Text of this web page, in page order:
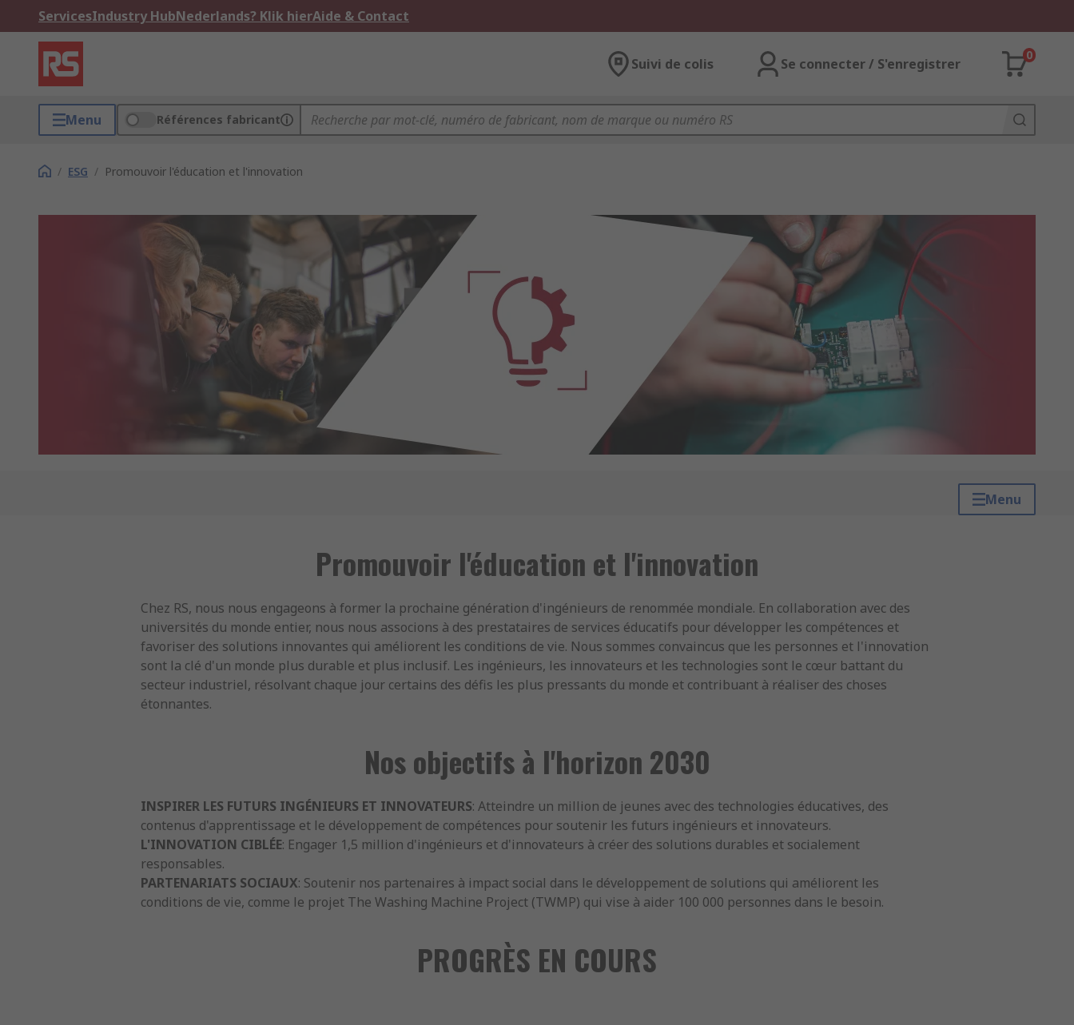
ServicesIndustry HubNederlands? Klik hierAide & Contact
Suivi de colis Se connecter / S'enregistrer
0
Menu Références fabricant
/ ESG / Promouvoir l'éducation et l'innovation
Menu
Promouvoir l'éducation et l'innovation
Chez RS, nous nous engageons à former la prochaine génération d'ingénieurs de renommée mondiale. En collaboration avec des
universités du monde entier, nous nous associons à des prestataires de services éducatifs pour développer les compétences et
favoriser des solutions innovantes qui améliorent les conditions de vie. Nous sommes convaincus que les personnes et l'innovation
sont la clé d'un monde plus durable et plus inclusif. Les ingénieurs, les innovateurs et les technologies sont le cœur battant du
secteur industriel, résolvant chaque jour certains des défis les plus pressants du monde et contribuant à réaliser des choses
étonnantes.
Nos objectifs à l'horizon 2030
INSPIRER LES FUTURS INGÉNIEURS ET INNOVATEURS: Atteindre un million de jeunes avec des technologies éducatives, des
contenus d'apprentissage et le développement de compétences pour soutenir les futurs ingénieurs et innovateurs.
L'INNOVATION CIBLÉE: Engager 1,5 million d'ingénieurs et d'innovateurs à créer des solutions durables et socialement
responsables.
PARTENARIATS SOCIAUX: Soutenir nos partenaires à impact social dans le développement de solutions qui améliorent les
conditions de vie, comme le projet The Washing Machine Project (TWMP) qui vise à aider 100 000 personnes dans le besoin.
PROGRÈS EN COURS